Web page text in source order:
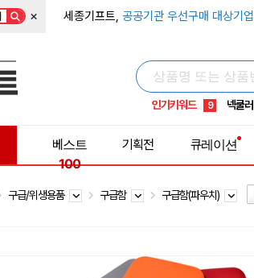
× 세종기프트, 공공기관 우선구매 대상기업
인기키워드
5 키캡
8 쿨토시
9 넥쿨러
1 선풍기
베스트
100
기획전 큐레이션
구급/위생용품 구급함 구급함(파우치)